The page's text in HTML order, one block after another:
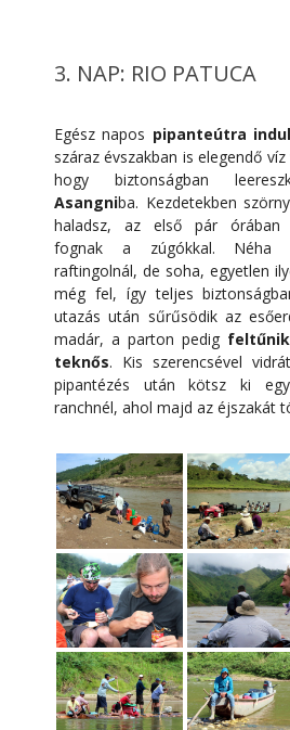
3. NAP: RIO PATUCA
Egész napos pipanteútra
száraz évszakban is elegendő
hogy biztonságban
Asangniba. Kezdetekben
haladsz, az első pár órában
fognak a zúgókkal. Néha
raftingolnál, de soha, egyetlen
még fel, így teljes
utazás után sűrűsödik az
madár, a parton pedig
teknős. Kis szerencsével
pipantézés után kötsz ki
ranchnél, ahol majd az éjszakát